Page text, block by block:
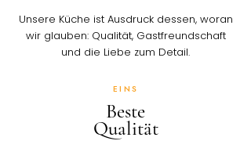
Unsere Küche ist Ausdruck dessen, woran
wir glauben: Qualität, Gastfreundschaft
und die Liebe zum Detail.
EINS
Beste
Qualität